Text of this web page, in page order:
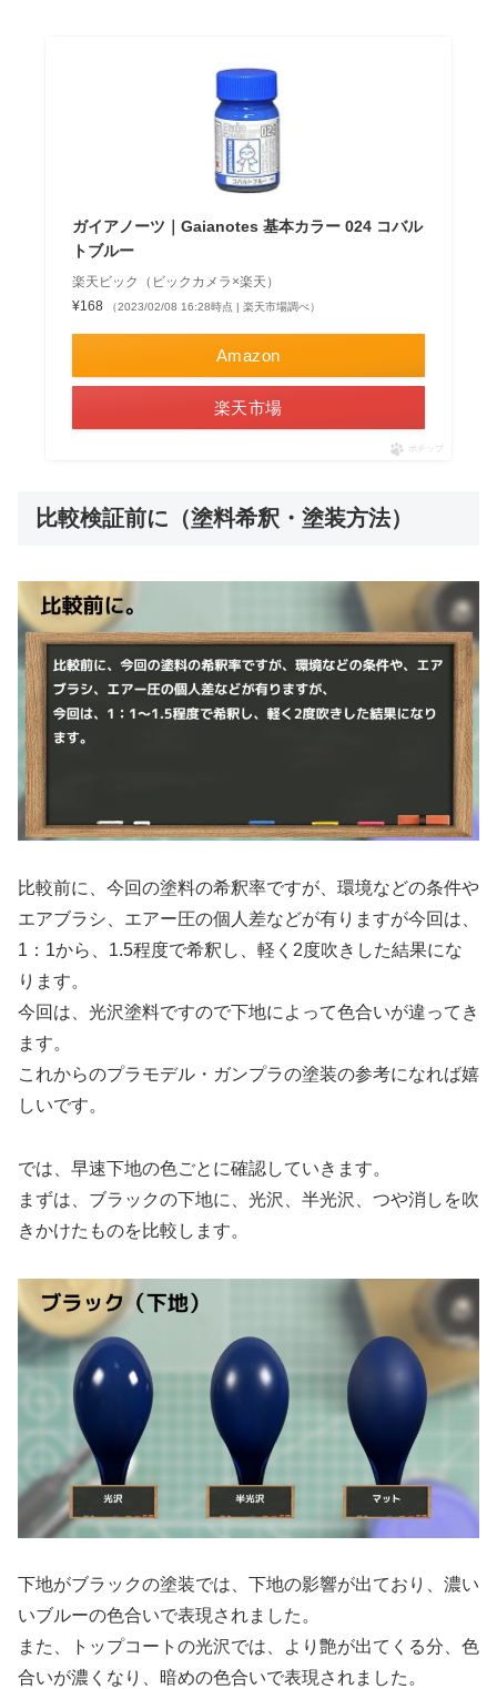
ガイアノーツ｜Gaianotes 基本カラー 024 コバル
トブルー
楽天ビック（ビックカメラ×楽天）
¥168
（2023/02/08 16:28時点 | 楽天市場調べ）
Amazon
楽天市場
ポチップ
比較検証前に（塗料希釈・塗装方法）
比較前に、今回の塗料の希釈率ですが、環境などの条件や
エアブラシ、エアー圧の個人差などが有りますが今回は、
1：1から、1.5程度で希釈し、軽く2度吹きした結果にな
ります。
今回は、光沢塗料ですので下地によって色合いが違ってき
ます。
これからのプラモデル・ガンプラの塗装の参考になれば嬉
しいです。
では、早速下地の色ごとに確認していきます。
まずは、ブラックの下地に、光沢、半光沢、つや消しを吹
きかけたものを比較します。
下地がブラックの塗装では、下地の影響が出ており、濃い
いブルーの色合いで表現されました。
また、トップコートの光沢では、より艶が出てくる分、色
合いが濃くなり、暗めの色合いで表現されました。